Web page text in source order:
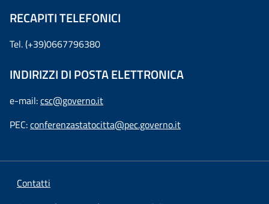
RECAPITI TELEFONICI
Tel. (+39)0667796380
INDIRIZZI DI POSTA ELETTRONICA
e-mail:csc@governo.it
PEC:conferenzastatocitta@pec.governo.it
Contatti